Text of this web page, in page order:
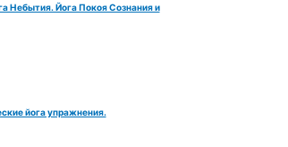
Небытия. Йога Покоя Сознания и
йога упражнения.